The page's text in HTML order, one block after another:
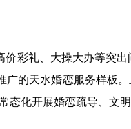
礼、大操大办等突出
广的天水婚恋服务样板
态化开展婚恋疏导、文